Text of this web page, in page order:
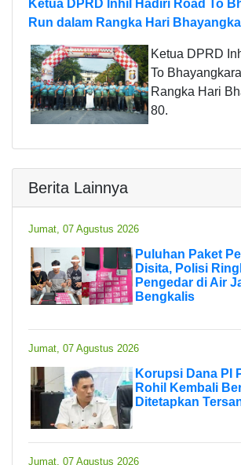
Ketua DPRD Inhil Hadiri Road To
Run dalam Rangka Hari
Ketua DPRD
To
Rangka Hari
80.
Berita Lainnya
Jumat, 07 Agustus 2026
Puluhan Paket
Disita, Polisi
Pengedar di Air
Bengkalis
Jumat, 07 Agustus 2026
Korupsi Dana PI
Rohil Kembali
Ditetapkan
Jumat, 07 Agustus 2026